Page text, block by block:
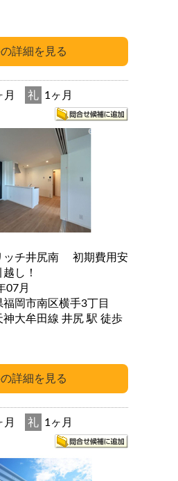
月 礼 1ヶ月
ッチ井尻南 初期費用安
越し！
07月
福岡市南区横手3丁目
大牟田線 井尻 駅 徒歩
月 礼 1ヶ月